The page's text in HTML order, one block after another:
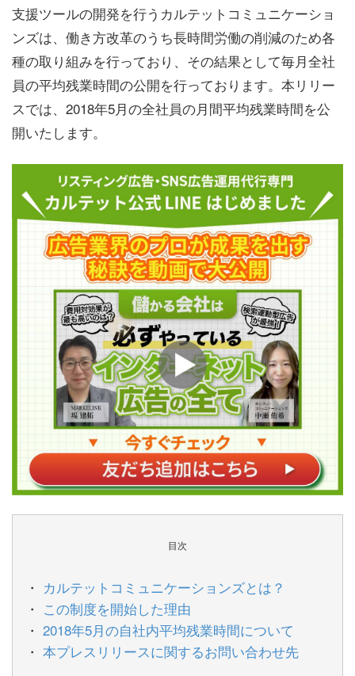
支援ツールの開発を行うカルテットコミュニケーショ
ンズは、働き方改革のうち長時間労働の削減のため各
種の取り組みを行っており、その結果として毎月全社
員の平均残業時間の公開を行っております。本リリー
スでは、2018年5月の全社員の月間平均残業時間を公
開いたします。
目次
カルテットコミュニケーションズとは？
この制度を開始した理由
2018年5月の自社内平均残業時間について
本プレスリリースに関するお問い合わせ先